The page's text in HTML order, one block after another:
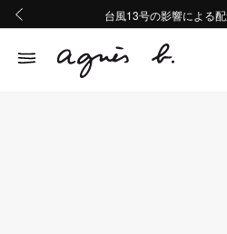
熊本地域地震の影響によ
Summer Sale
台風13号の影響による
熊本地域地震の影響によ
Summer Sale